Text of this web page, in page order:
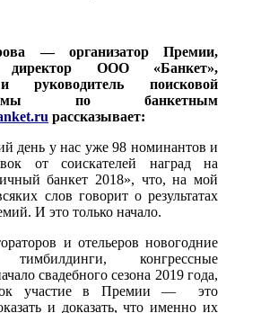
— организатор Премии,
директор ООО «Банкет»,
руководитель поисковой
по банкетным
.ru рассказывает:
день у нас уже 98 номинантов и
от соискателей наград на
банкет 2018», что, на мой
слов говорит о результатах
И это только начало.
и отельеров новогодние
тимбилдинги, конгрессные
свадебного сезона 2019 года,
участие в Премии — это
и доказать, что именно их